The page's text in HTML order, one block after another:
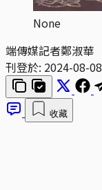
None
端傳媒記者鄭淑華
刊登於: 2024-08-08
收藏